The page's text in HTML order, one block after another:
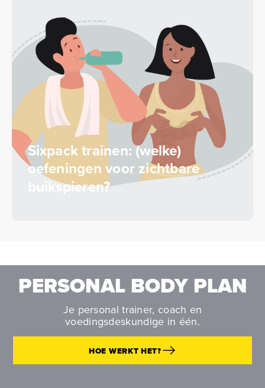
Sixpack trainen: (welke)
oefeningen voor zichtbare
buikspieren?
PERSONAL BODY PLAN
Je personal trainer, coach en
voedingsdeskundige in één.
HOE WERKT HET?